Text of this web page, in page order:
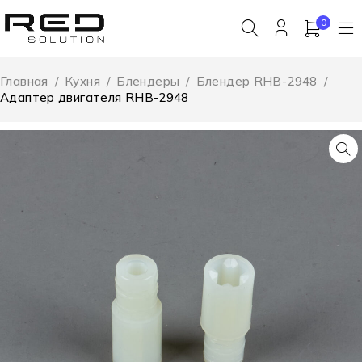
0
Главная / Кухня / Блендеры / Блендер RHB-2948 /
Адаптер двигателя RHB-2948